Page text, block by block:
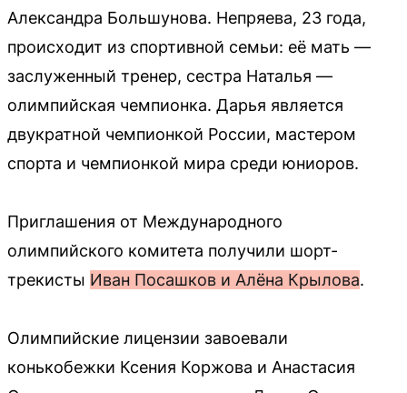
Александра Большунова. Непряева, 23 года,
происходит из спортивной семьи: её мать —
заслуженный тренер, сестра Наталья —
олимпийская чемпионка. Дарья является
двукратной чемпионкой России, мастером
спорта и чемпионкой мира среди юниоров.
Приглашения от Международного
олимпийского комитета получили шорт-
трекисты Иван Посашков и Алёна Крылова.
Олимпийские лицензии завоевали
конькобежки Ксения Коржова и Анастасия